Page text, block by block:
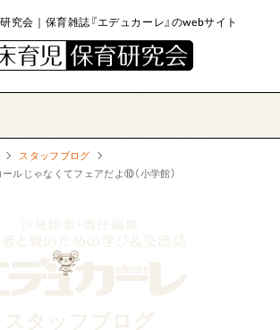
究会｜保育雑誌『エデュカーレ』のwebサイト
スタッフブログ
ールじゃなくてフェアだよ⑩（小学館）